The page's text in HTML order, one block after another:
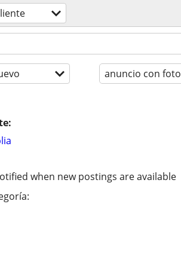
anuncio con foto
when new postings are available